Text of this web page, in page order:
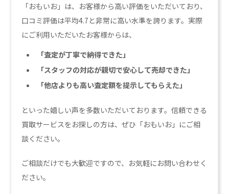
「おもいお」は、お客様から高い評価をいただいており、
口コミ評価は平均4.7と非常に高い水準を誇ります。実際
にご利用いただいたお客様からは、
「査定が丁寧で納得できた」
「スタッフの対応が親切で安心して売却できた」
「他店よりも高い査定額を提示してもらえた」
といった嬉しい声を多数いただいております。信頼できる
買取サービスをお探しの方は、ぜひ「おもいお」にご相
談ください。
ご相談だけでも大歓迎ですので、お気軽にお問い合わせく
ださい。